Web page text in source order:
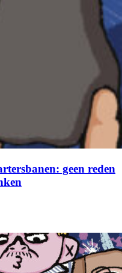
geen reden